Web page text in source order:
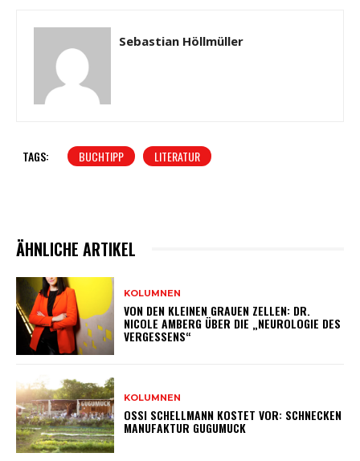
Sebastian Höllmüller
TAGS: BUCHTIPP LITERATUR
ÄHNLICHE ARTIKEL
KOLUMNEN
VON DEN KLEINEN GRAUEN ZELLEN: DR.
NICOLE AMBERG ÜBER DIE „NEUROLOGIE DES
VERGESSENS“
KOLUMNEN
OSSI SCHELLMANN KOSTET VOR: SCHNECKEN
MANUFAKTUR GUGUMUCK